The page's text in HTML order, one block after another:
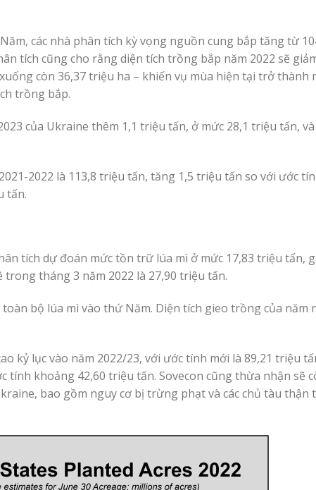
các nhà phân tích kỳ vọng nguồn cung bắp tăng từ
tích cũng cho rằng diện tích trồng bắp năm 2022 sẽ
còn 36,37 triệu ha – khiến vụ mùa hiện tại trở
trồng bắp.
của Ukraine thêm 1,1 triệu tấn, ở mức 28,1 triệu tấn,
2022 là 113,8 triệu tấn, tăng 1,5 triệu tấn so với ước
tấn.
tích dự đoán mức tồn trữ lúa mì ở mức 17,83 triệu tấn,
tháng 3 năm 2022 là 27,90 triệu tấn.
bộ lúa mì vào thứ Năm. Diện tích gieo trồng của năm
kỷ lục vào năm 2022/23, với ước tính mới là 89,21 triệu
tính khoảng 42,60 triệu tấn. Sovecon cũng thừa nhận sẽ
bao gồm nguy cơ bị trừng phạt và các chủ tàu thận